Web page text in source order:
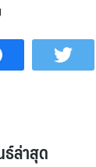
ล่าสุด